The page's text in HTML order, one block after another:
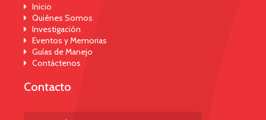
Inicio
Quiénes Somos
Investigación
Eventos y Memorias
Guías de Manejo
Contáctenos
Contacto